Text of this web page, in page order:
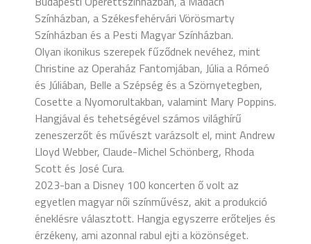
Színházban, a Székesfehérvári Vörösmarty
Színházban és a Pesti Magyar Színházban.
Olyan ikonikus szerepek fűződnek nevéhez, mint
Christine az Operaház Fantomjában, Júlia a Rómeó
és Júliában, Belle a Szépség és a Szörnyetegben,
Cosette a Nyomorultakban, valamint Mary Poppins.
Hangjával és tehetségével számos világhírű
zeneszerzőt és művészt varázsolt el, mint Andrew
Lloyd Webber, Claude-Michel Schönberg, Rhoda
Scott és José Cura.
2023-ban a Disney 100 koncerten ő volt az
egyetlen magyar női színművész, akit a produkció
éneklésre választott. Hangja egyszerre erőteljes és
érzékeny, ami azonnal rabul ejti a közönséget.